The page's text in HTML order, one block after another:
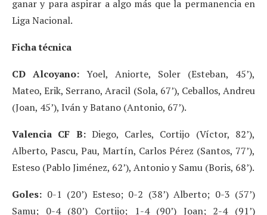
ganar y para aspirar a algo más que la permanencia en
Liga Nacional.
Ficha técnica
CD Alcoyano: Yoel, Aniorte, Soler (Esteban, 45’),
Mateo, Erik, Serrano, Aracil (Sola, 67’), Ceballos, Andreu
(Joan, 45’), Iván y Batano (Antonio, 67’).
Valencia CF B:Diego, Carles, Cortijo (Víctor, 82’),
Alberto, Pascu, Pau, Martín, Carlos Pérez (Santos, 77’),
Esteso (Pablo Jiménez, 62’), Antonio y Samu (Boris, 68’).
Goles: 0-1 (20’) Esteso; 0-2 (38’) Alberto; 0-3 (57’)
Samu; 0-4 (80’) Cortijo; 1-4 (90’) Joan; 2-4 (91’)